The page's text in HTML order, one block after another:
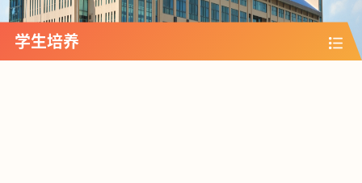
学生培养
教职员工
学生培养